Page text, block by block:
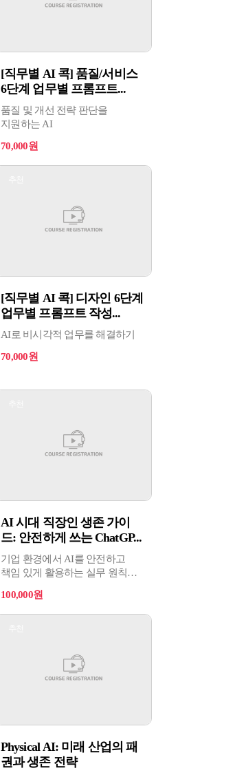
[직무별 AI 콕] 품질/서비스
6단계 업무별 프롬프트...
품질 및 개선 전략 판단을
지원하는 AI
70,000원
[직무별 AI 콕] 디자인 6단계
업무별 프롬프트 작성...
AI로 비시각적 업무를 해결하기
70,000원
AI 시대 직장인 생존 가이
드: 안전하게 쓰는 ChatGP...
기업 환경에서 AI를 안전하고
책임 있게 활용하는 실무 원칙을
100,000원
Physical AI: 미래 산업의 패
권과 생존 전략